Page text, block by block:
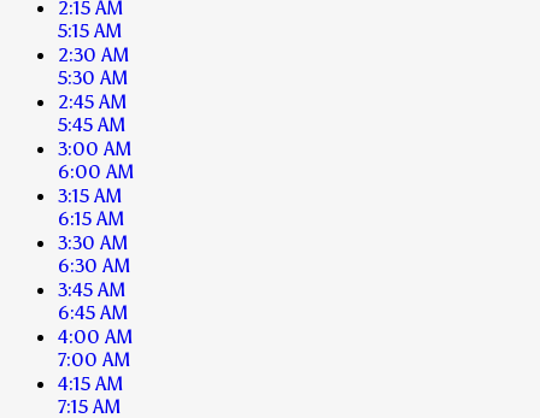
2:15 AM
5:15 AM
2:30 AM
5:30 AM
2:45 AM
5:45 AM
3:00 AM
6:00 AM
3:15 AM
6:15 AM
3:30 AM
6:30 AM
3:45 AM
6:45 AM
4:00 AM
7:00 AM
4:15 AM
7:15 AM